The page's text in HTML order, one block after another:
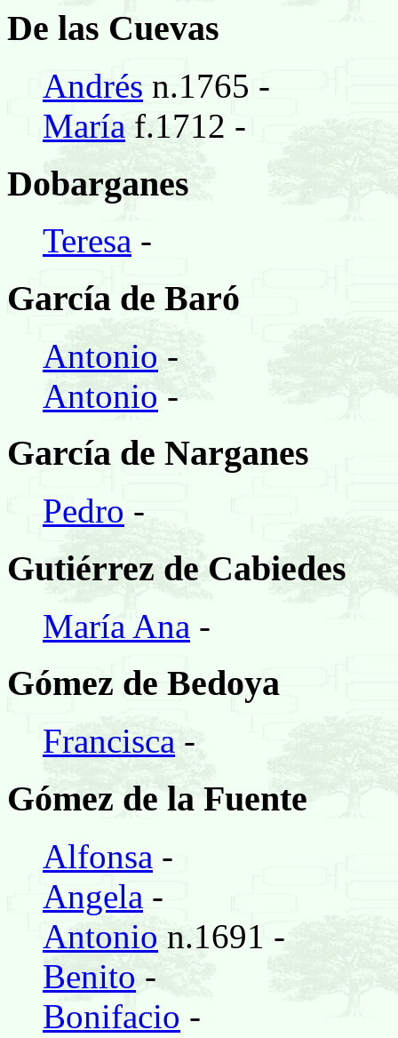
De las Cuevas
Andrés n.1765 -
Maríaf.1712 -
Dobarganes
Teresa -
García de Baró
Antonio -
Antonio -
García de Narganes
Pedro -
Gutiérrez de Cabiedes
María Ana -
Gómez de Bedoya
Francisca -
Gómez de la Fuente
Alfonsa -
Angela -
Antonion.1691 -
Benito-
Bonifacio -